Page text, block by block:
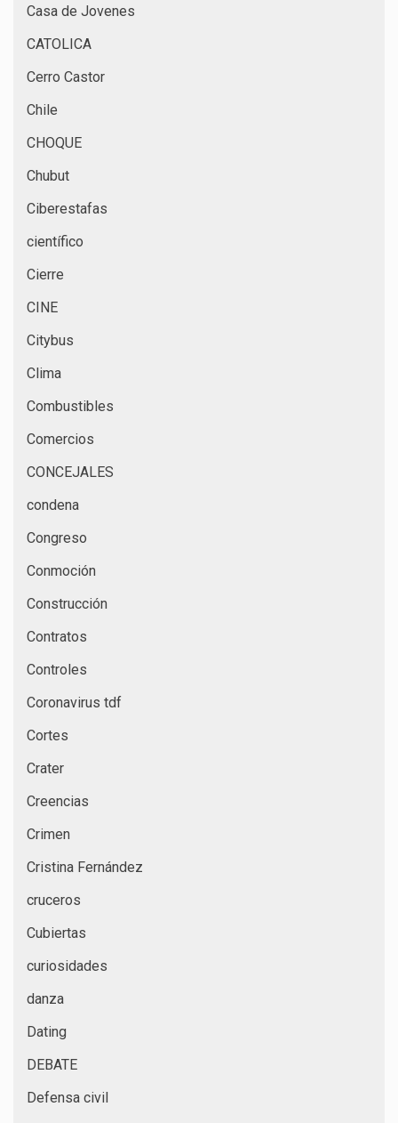
Casa de Jovenes
CATOLICA
Cerro Castor
Chile
CHOQUE
Chubut
Ciberestafas
científico
Cierre
CINE
Citybus
Clima
Combustibles
Comercios
CONCEJALES
condena
Congreso
Conmoción
Construcción
Contratos
Controles
Coronavirus tdf
Cortes
Crater
Creencias
Crimen
Cristina Fernández
cruceros
Cubiertas
curiosidades
danza
Dating
DEBATE
Defensa civil